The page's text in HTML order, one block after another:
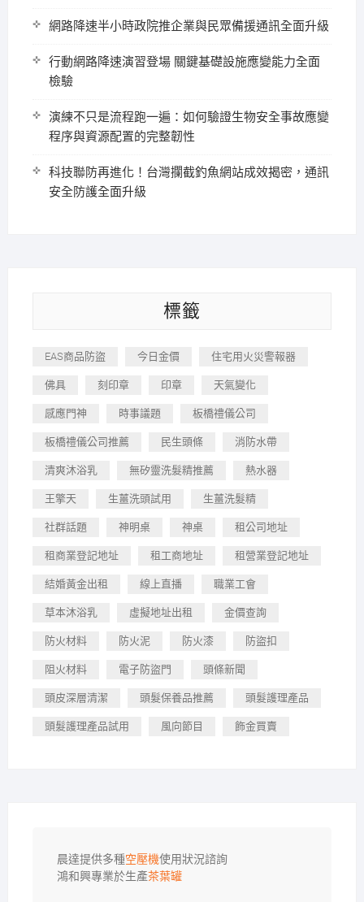
網路降速半小時政院推企業與民眾備援通訊全面升級
行動網路降速演習登場 關鍵基礎設施應變能力全面
檢驗
演練不只是流程跑一遍：如何驗證生物安全事故應變
程序與資源配置的完整韌性
科技聯防再進化！台灣攔截釣魚網站成效揭密，通訊
安全防護全面升級
標籤
EAS商品防盜 今日金價 住宅用火災警報器
佛具 刻印章 印章 天氣變化
感應門神 時事議題 板橋禮儀公司
板橋禮儀公司推薦 民生頭條 消防水帶
清爽沐浴乳 無矽靈洗髮精推薦 熱水器
王擎天 生薑洗頭試用 生薑洗髮精
社群話題 神明桌 神桌 租公司地址
租商業登記地址 租工商地址 租營業登記地址
結婚黃金出租 線上直播 職業工會
草本沐浴乳 虛擬地址出租 金價查詢
防火材料 防火泥 防火漆 防盜扣
阻火材料 電子防盜門 頭條新聞
頭皮深層清潔 頭髮保養品推薦 頭髮護理產品
頭髮護理產品試用 風向節目 飾金買賣
晨達提供多種空壓機使用狀況諮詢
鴻和興專業於生產茶葉罐